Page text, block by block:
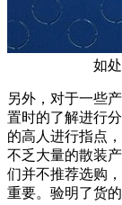
如
另外，对于一些
置时的了解进行
的高人进行指点
不乏大量的散装
们并不推荐选购
重要。验明了货